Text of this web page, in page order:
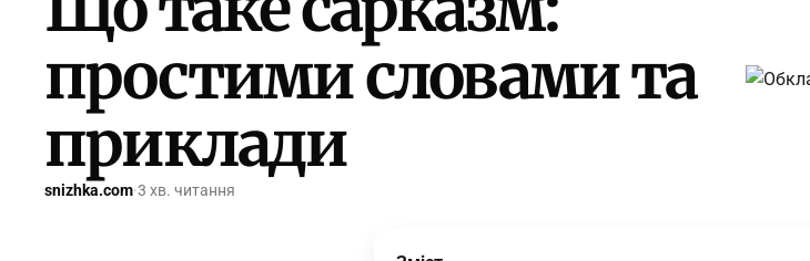
простими словами та
приклади
snizhka.com·3 хв. читання